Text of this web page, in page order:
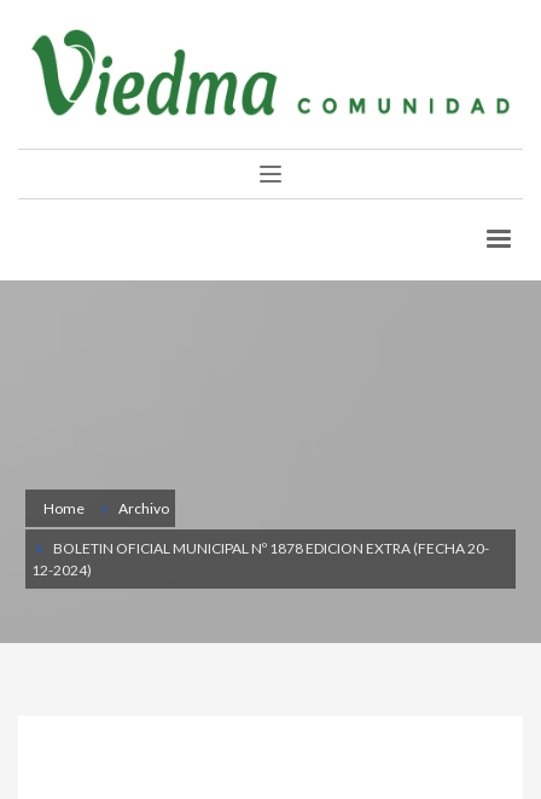
Home Archivo
BOLETIN OFICIAL MUNICIPAL Nº 1878 EDICION EXTRA (FECHA 20-
12-2024)